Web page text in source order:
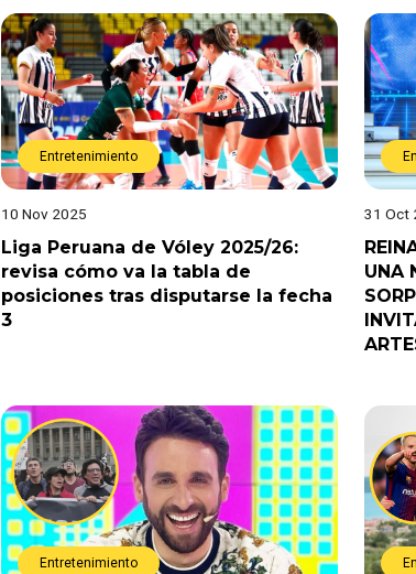
Entretenimiento
10 Nov 2025
Liga Peruana de Vóley 2025/26:
revisa cómo va la tabla de
posiciones tras disputarse la fecha
3
31 Oct
UNA
Entretenimiento